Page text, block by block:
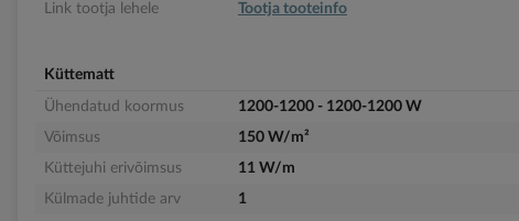
images
Link tootja lehele Tootja tooteinfo
Küttematt
Ühendatud koormus
1200-1200 - 1200-1200 W
Võimsus
150 W/m²
Küttejuhi erivõimsus
11 W/m
Külmade juhtide arv
1